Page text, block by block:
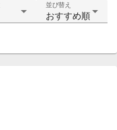
並び替え
おすすめ順